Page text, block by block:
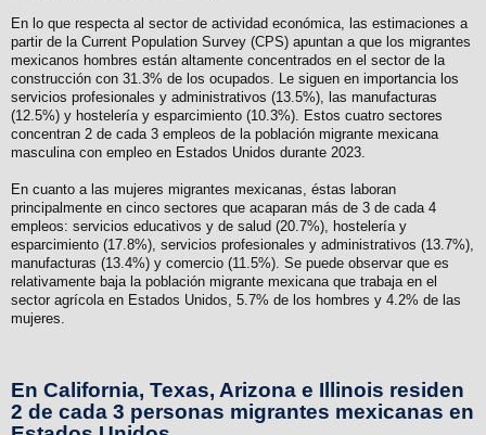
En lo que respecta al sector de actividad económica, las estimaciones a
partir de la Current Population Survey (CPS) apuntan a que los migrantes
mexicanos hombres están altamente concentrados en el sector de la
construcción con 31.3% de los ocupados. Le siguen en importancia los
servicios profesionales y administrativos (13.5%), las manufacturas
(12.5%) y hostelería y esparcimiento (10.3%). Estos cuatro sectores
concentran 2 de cada 3 empleos de la población migrante mexicana
masculina con empleo en Estados Unidos durante 2023.
En cuanto a las mujeres migrantes mexicanas, éstas laboran
principalmente en cinco sectores que acaparan más de 3 de cada 4
empleos: servicios educativos y de salud (20.7%), hostelería y
esparcimiento (17.8%), servicios profesionales y administrativos (13.7%),
manufacturas (13.4%) y comercio (11.5%). Se puede observar que es
relativamente baja la población migrante mexicana que trabaja en el
sector agrícola en Estados Unidos, 5.7% de los hombres y 4.2% de las
mujeres.
En California, Texas, Arizona e Illinois residen
2 de cada 3 personas migrantes mexicanas en